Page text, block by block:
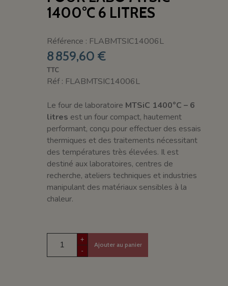
1400°C 6 LITRES
Référence : FLABMTSIC14006L
8 859,60 €
TTC
Réf : FLABMTSIC14006L
Le four de laboratoire MTSiC 1400°C – 6
litres est un four compact, hautement
performant, conçu pour effectuer des essais
thermiques et des traitements nécessitant
des températures très élevées. Il est
destiné aux laboratoires, centres de
recherche, ateliers techniques et industries
manipulant des matériaux sensibles à la
chaleur.
+
-
Ajouter au panier